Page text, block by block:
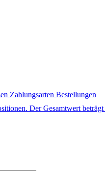
Zahlungsarten Bestellungen
Der Gesamtwert